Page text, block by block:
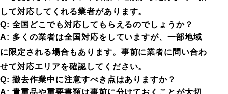
して対応してくれる業者があります。
Q: 全国どこでも対応してもらえるのでしょうか？
A: 多くの業者は全国対応をしていますが、一部地域
に限定される場合もあります。事前に業者に問い合わ
せて対応エリアを確認してください。
Q: 撤去作業中に注意すべき点はありますか？
A: 貴重品や重要書類は事前に分けておくことが大切